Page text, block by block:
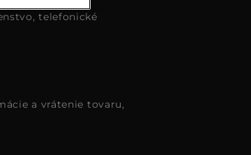
telefonické
a vrátenie tovaru,